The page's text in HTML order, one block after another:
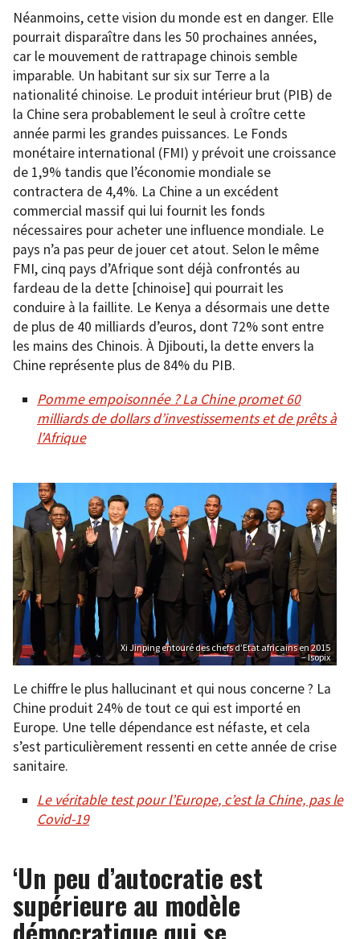
Néanmoins, cette vision du monde est en danger. Elle
pourrait disparaître dans les 50 prochaines années,
car le mouvement de rattrapage chinois semble
imparable. Un habitant sur six sur Terre a la
nationalité chinoise. Le produit intérieur brut (PIB) de
la Chine sera probablement le seul à croître cette
année parmi les grandes puissances. Le Fonds
monétaire international (FMI) y prévoit une croissance
de 1,9% tandis que l’économie mondiale se
contractera de 4,4%. La Chine a un excédent
commercial massif qui lui fournit les fonds
nécessaires pour acheter une influence mondiale. Le
pays n’a pas peur de jouer cet atout. Selon le même
FMI, cinq pays d’Afrique sont déjà confrontés au
fardeau de la dette [chinoise] qui pourrait les
conduire à la faillite. Le Kenya a désormais une dette
de plus de 40 milliards d’euros, dont 72% sont entre
les mains des Chinois. À Djibouti, la dette envers la
Chine représente plus de 84% du PIB.
Pomme empoisonnée ? La Chine promet 60
milliards de dollars d’investissements et de prêts à
l’Afrique
Xi Jinping entouré des chefs d’Etat africains en 2015
– Isopix
Le chiffre le plus hallucinant et qui nous concerne ? La
Chine produit 24% de tout ce qui est importé en
Europe. Une telle dépendance est néfaste, et cela
s’est particulièrement ressenti en cette année de crise
sanitaire.
Le véritable test pour l’Europe, c’est la Chine, pas le
Covid-19
‘Un peu d’autocratie est
supérieure au modèle